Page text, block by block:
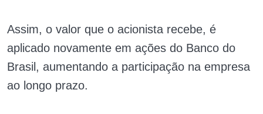
Assim, o valor que o acionista recebe, é
aplicado novamente em ações do Banco do
Brasil, aumentando a participação na empresa
ao longo prazo.